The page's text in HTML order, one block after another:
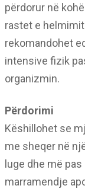
përdorur në
rastet e
rekomandohet
intensive fizik
organizmin.
Përdorimi
Këshillohet se
me sheqer në
luge dhe më
marramendje